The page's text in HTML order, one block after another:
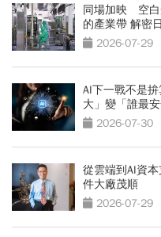
同場加映 空白
的產業帶 解密
2026-07-29
AI下一戰不是
大」變「誰最
2026-07-30
從雲端到AI資
件大廠茂順
2026-07-29